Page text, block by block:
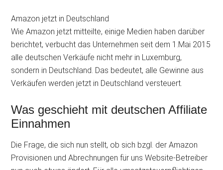
Amazon jetzt in Deutschland
Wie Amazon jetzt mitteilte, einige Medien haben darüber
berichtet, verbucht das Unternehmen seit dem 1.Mai 2015
alle deutschen Verkäufe nicht mehr in Luxemburg,
sondern in Deutschland. Das bedeutet, alle Gewinne aus
Verkäufen werden jetzt in Deutschland versteuert.
Was geschieht mit deutschen Affiliate
Einnahmen
Die Frage, die sich nun stellt, ob sich bzgl. der Amazon
Provisionen und Abrechnungen für uns Website-Betreiber